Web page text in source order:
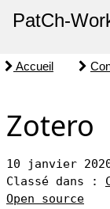
PatCh-
Accueil
Zotero
10 janvier
Classé dans :
Open source